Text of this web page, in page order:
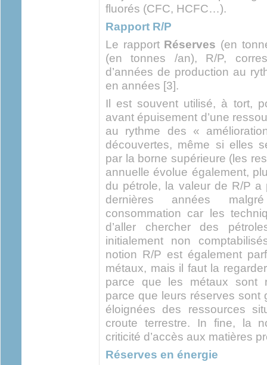
fluorés (CFC, HCFC…).
Rapport R/P
Le rapport Réserves (en
(en tonnes /an), R/P,
d’années de production au
en années [3].
Il est souvent utilisé, à tort,
avant épuisement d’une
au rythme des «
découvertes, même si elles
par la borne supérieure (les
annuelle évolue également,
du pétrole, la valeur de R/P
dernières années
consommation car les
d’aller chercher des
initialement non
notion R/P est également
métaux, mais il faut la
parce que les métaux sont
parce que leurs réserves sont
éloignées des ressources
croute terrestre. In fine, la
criticité d’accès aux matières
Réserves en énergie